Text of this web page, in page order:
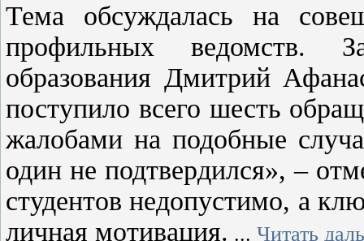
Тема обсуждалась на
профильных ведомств.
образования Дмитрий
поступило всего шесть
жалобами на подобные
один не подтвердился», –
студентов недопустимо, а
личная мотивация. ... Читать